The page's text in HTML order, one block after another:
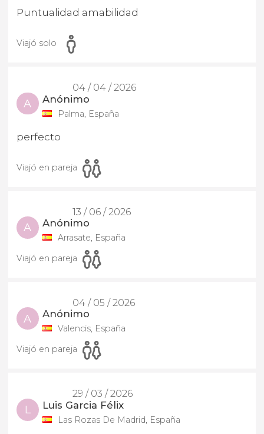
Puntualidad amabilidad
Viajó solo
04 / 04 / 2026
A Anónimo
Palma, España
perfecto
Viajó en pareja
13 / 06 / 2026
A Anónimo
Arrasate, España
Viajó en pareja
04 / 05 / 2026
A Anónimo
Valencis, España
Viajó en pareja
29 / 03 / 2026
L Luis Garcia Félix
Las Rozas De Madrid, España